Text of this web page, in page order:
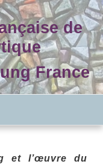
de
France
et l’œuvre du